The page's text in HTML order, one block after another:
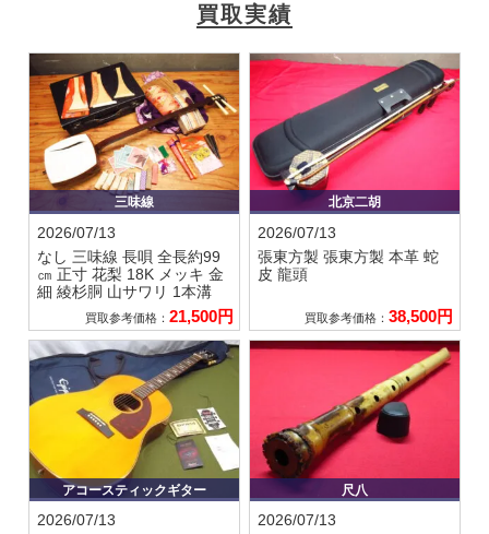
買取実績
三味線
2026/07/13
なし 三味線 長唄 全長約99
㎝ 正寸 花梨 18K メッキ 金
細 綾杉胴 山サワリ 1本溝
買取参考価格： 21,500円
北京二胡
2026/07/13
張東方製 張東方製 本革 蛇
皮 龍頭
買取参考価格：38,500円
アコースティックギター
2026/07/13
尺八
2026/07/13